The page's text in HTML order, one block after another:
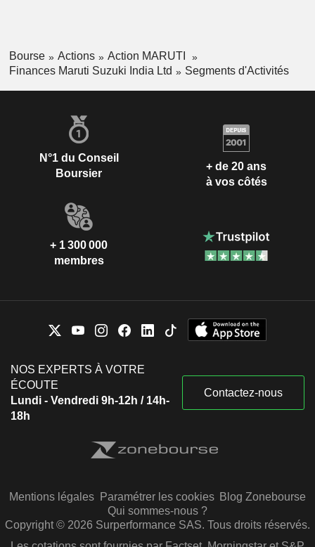
Bourse Actions
Action MARUTI
Finances Maruti Suzuki India Ltd
Segments d'Activités
N°1 du Conseil
Boursier
+ de 20 ans
à vos côtés
+ 1 300 000
membres
NOS EXPERTS À VOTRE
ÉCOUTE
Lundi - Vendredi 9h-12h / 14h-
18h
Contactez-nous
Mentions légales Paramétrer les cookies Blog Zonebourse
Qui sommes-nous ?
Copyright © 2026 Surperformance SAS. Tous droits réservés.